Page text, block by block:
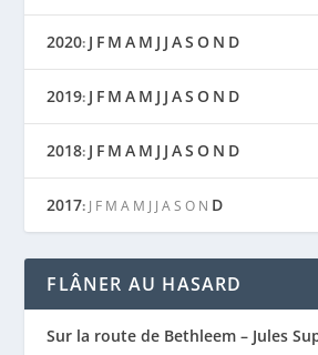
2020: J F M A M J J AS O N D
2019: J F M A M J J AS O N D
2018: J F M A M J J AS O N D
2017: J F M A M J J A S O N D
FLÂNER AU HASARD
Sur la route de Bethleem – Jules